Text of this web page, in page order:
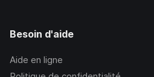
Besoin d'aide
Aide en ligne